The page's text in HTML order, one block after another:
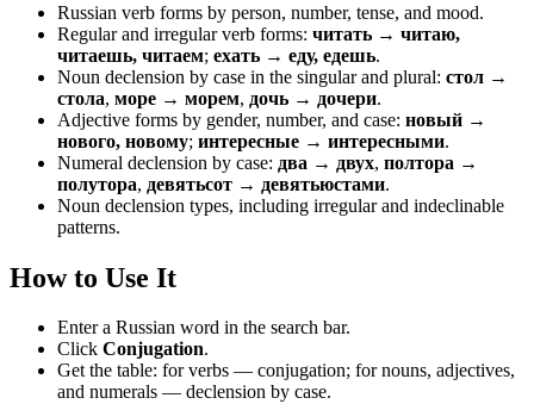
Russian verb forms by person, number, tense, and mood.
Regular and irregular verb forms: читать → читаю,
читаешь, читаем; ехать → еду, едешь.
Noun declension by case in the singular and plural: стол →
стола, море → морем, дочь → дочери.
Adjective forms by gender, number, and case: новый →
нового, новому; интересные → интересными.
Numeral declension by case: два → двух, полтора →
полутора, девятьсот → девятьюстами.
Noun declension types, including irregular and indeclinable
patterns.
How to Use It
Enter a Russian word in the search bar.
Click Conjugation.
Get the table: for verbs — conjugation; for nouns, adjectives,
and numerals — declension by case.